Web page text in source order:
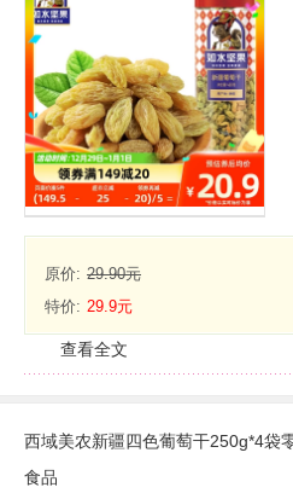
原价: 29.90元
特价: 29.9元
查看全文
西域美农新疆四色葡萄干250g*4袋
食品